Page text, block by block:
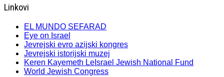
Linkovi
EL MUNDO SEFARAD
Eye on Israel
Jevrejski evro azijski kongres
Jevrejski istorijski muzej
Keren Kayemeth LeIsrael Jewish National Fund
World Jewish Congress